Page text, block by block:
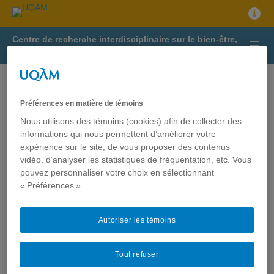
Centre de recherche interdisciplinaire sur le bien-être,
Cinbiose
Le Cinbiose célébrera ses 40 ans en 2027.
Restez à l’affût pour plus de détails sur les célébrations à venir.
Préférences en matière de témoins
Nous utilisons des témoins (cookies) afin de collecter des
informations qui nous permettent d’améliorer votre
expérience sur le site, de vous proposer des contenus
vidéo, d’analyser les statistiques de fréquentation, etc. Vous
pouvez personnaliser votre choix en sélectionnant
« Préférences ».
Tout refuser
Autoriser les témoins